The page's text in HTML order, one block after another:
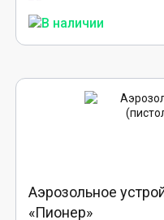
Аэрозольное
«Пионер»